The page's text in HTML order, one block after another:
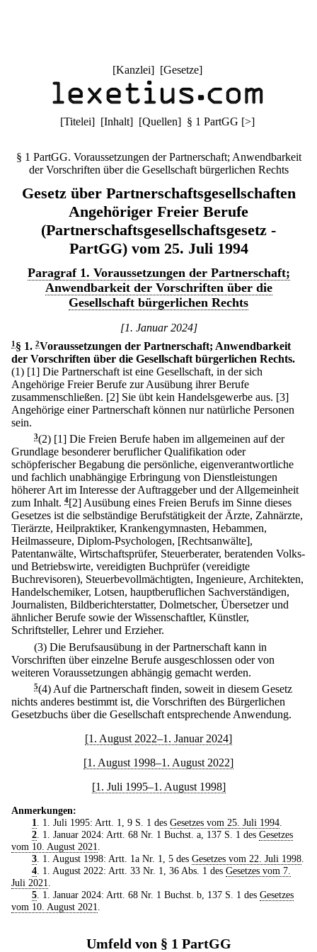
[Kanzlei] [Gesetze]
[Titelei] [Inhalt] [Quellen] § 1 PartGG [>]
§ 1 PartGG. Voraussetzungen der Partnerschaft; Anwendbarkeit
der Vorschriften über die Gesellschaft bürgerlichen Rechts
Gesetz über Partnerschaftsgesellschaften
Angehöriger Freier Berufe
(Partnerschaftsgesellschaftsgesetz -
PartGG) vom 25. Juli 1994
Paragraf 1. Voraussetzungen der Partnerschaft;
Anwendbarkeit der Vorschriften über die
Gesellschaft bürgerlichen Rechts
[1. Januar 2024]
1 § 1. 2Voraussetzungen der Partnerschaft; Anwendbarkeit
der Vorschriften über die Gesellschaft bürgerlichen Rechts.
(1) [1] Die Partnerschaft ist eine Gesellschaft, in der sich
Angehörige Freier Berufe zur Ausübung ihrer Berufe
zusammenschließen. [2] Sie übt kein Handelsgewerbe aus. [3]
Angehörige einer Partnerschaft können nur natürliche Personen
sein.
3(2) [1] Die Freien Berufe haben im allgemeinen auf der
Grundlage besonderer beruflicher Qualifikation oder
schöpferischer Begabung die persönliche, eigenverantwortliche
und fachlich unabhängige Erbringung von Dienstleistungen
höherer Art im Interesse der Auftraggeber und der Allgemeinheit
zum Inhalt. 4[2] Ausübung eines Freien Berufs im Sinne dieses
Gesetzes ist die selbständige Berufstätigkeit der Ärzte, Zahnärzte,
Tierärzte, Heilpraktiker, Krankengymnasten, Hebammen,
Heilmasseure, Diplom-Psychologen, [Rechtsanwälte],
Patentanwälte, Wirtschaftsprüfer, Steuerberater, beratenden Volks-
und Betriebswirte, vereidigten Buchprüfer (vereidigte
Buchrevisoren), Steuerbevollmächtigten, Ingenieure, Architekten,
Handelschemiker, Lotsen, hauptberuflichen Sachverständigen,
Journalisten, Bildberichterstatter, Dolmetscher, Übersetzer und
ähnlicher Berufe sowie der Wissenschaftler, Künstler,
Schriftsteller, Lehrer und Erzieher.
(3) Die Berufsausübung in der Partnerschaft kann in
Vorschriften über einzelne Berufe ausgeschlossen oder von
weiteren Voraussetzungen abhängig gemacht werden.
5(4) Auf die Partnerschaft finden, soweit in diesem Gesetz
nichts anderes bestimmt ist, die Vorschriften des Bürgerlichen
Gesetzbuchs über die Gesellschaft entsprechende Anwendung.
[1. August 2022–1. Januar 2024]
[1. August 1998–1. August 2022]
[1. Juli 1995–1. August 1998]
Anmerkungen:
1
. 1. Juli 1995: Artt. 1, 9 S. 1 des Gesetzes vom 25. Juli 1994.
2. 1. Januar 2024: Artt. 68 Nr. 1 Buchst. a, 137 S. 1 des Gesetzes
vom 10. August 2021
3. 1. August 1998: Artt. 1a Nr. 1, 5 des Gesetzes vom 22. Juli 1998.
4. 1. August 2022: Artt. 33 Nr. 1, 36 Abs. 1 des Gesetzes vom 7.
Juli 2021
5. 1. Januar 2024: Artt. 68 Nr. 1 Buchst. b, 137 S. 1 des Gesetzes
vom 10. August 2021
Umfeld von § 1 PartGG